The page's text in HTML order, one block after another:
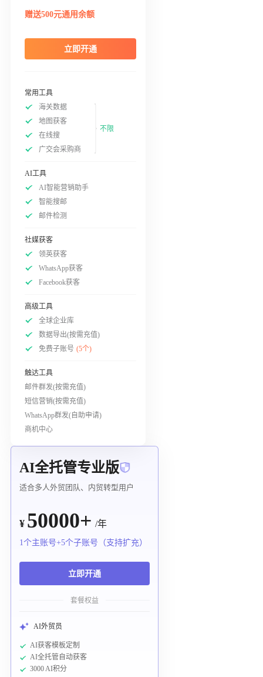
赠送500元通用余额
立即开通
常用工具
海关数据
地图获客
在线搜
广交会采购商
不限
AI工具
AI智能营销助手
智能搜邮
邮件检测
社媒获客
领英获客
WhatsApp获客
Facebook获客
高级工具
全球企业库
数据导出(按需充值)
免费子账号 (5个)
触达工具
邮件群发(按需充值)
短信营销(按需充值)
WhatsApp群发(自助申请)
商机中心
AI全托管专业版
适合多人外贸团队、内贸转型用户
¥ 50000+ /年
1个主账号+5个子账号（支持扩充）
立即开通
套餐权益
AI外贸员
AI获客模板定制
AI全托管自动获客
3000 AI积分